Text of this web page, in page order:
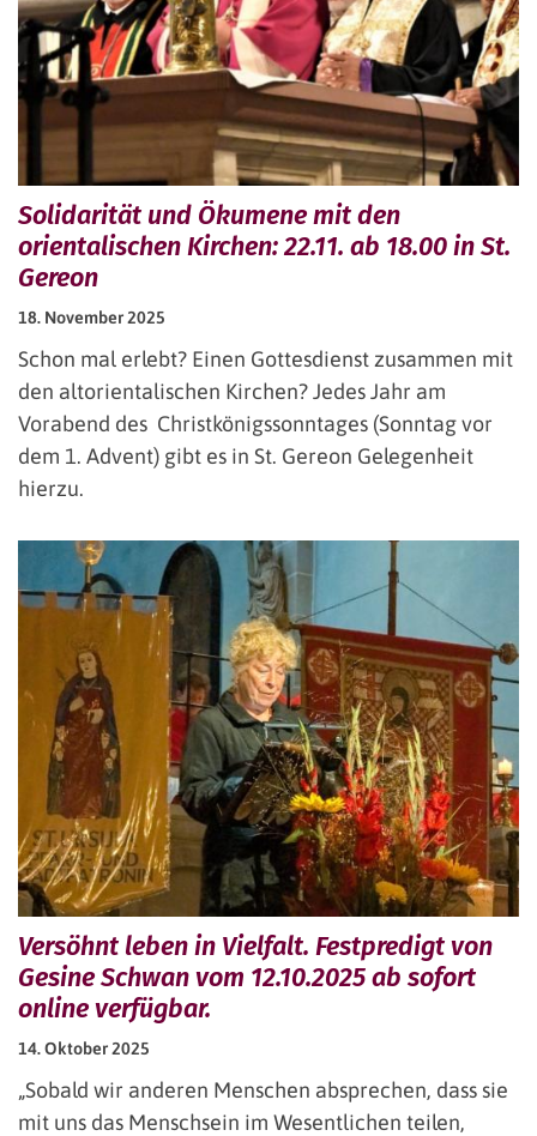
Solidarität und Ökumene mit den
orientalischen Kirchen: 22.11. ab 18.00 in St.
Gereon
18. November 2025
Schon mal erlebt? Einen Gottesdienst zusammen mit
den altorientalischen Kirchen? Jedes Jahr am
Vorabend des Christkönigssonntages (Sonntag vor
dem 1. Advent) gibt es in St. Gereon Gelegenheit
hierzu.
Versöhnt leben in Vielfalt. Festpredigt von
Gesine Schwan vom 12.10.2025 ab sofort
online verfügbar.
14. Oktober 2025
„Sobald wir anderen Menschen absprechen, dass sie
mit uns das Menschsein im Wesentlichen teilen,